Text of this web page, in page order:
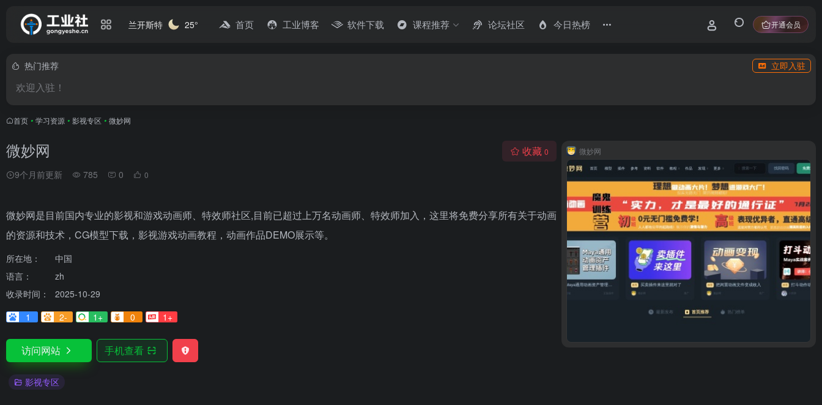
兰开斯特 25° 首页 工业博客 软件下载 课程推荐 论坛社区 今日热榜 开通会员
热门推荐 立即入驻
欢迎入驻！
首页 • 学习资源 • 影视专区 • 微妙网
微妙网
9个月前更新 785 0 0
收藏 0
微妙网是目前国内专业的影视和游戏动画师、特效师社区,目前已超过上万名动画师、特效师加入，这里将免费分享所有关于动画
的资源和技术，CG模型下载，影视游戏动画教程，动画作品DEMO展示等。
所在地：
中国
语言：
zh
收录时间：
2025-10-29
1
2- 1+ 0 1+
访问网站 手机查看
影视专区
微妙网